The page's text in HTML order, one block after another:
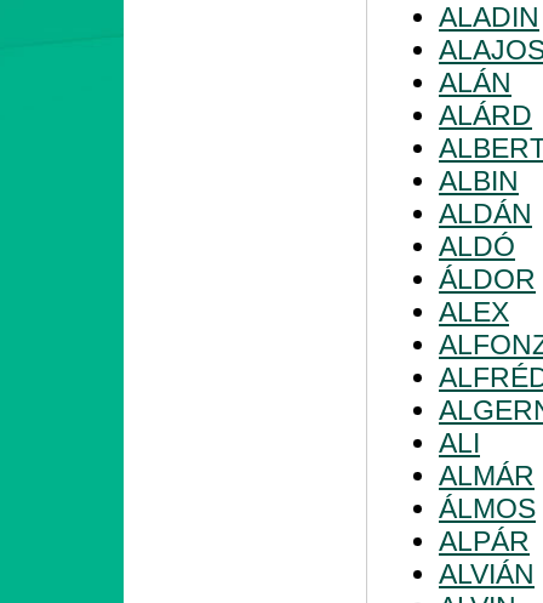
ALADIN
ALÁN
ALÁRD
ALBIN
ALDÁN
ALDÓ
ÁLDOR
ALEX
ALI
ALMÁR
ÁLMOS
ALPÁR
ALVIÁN